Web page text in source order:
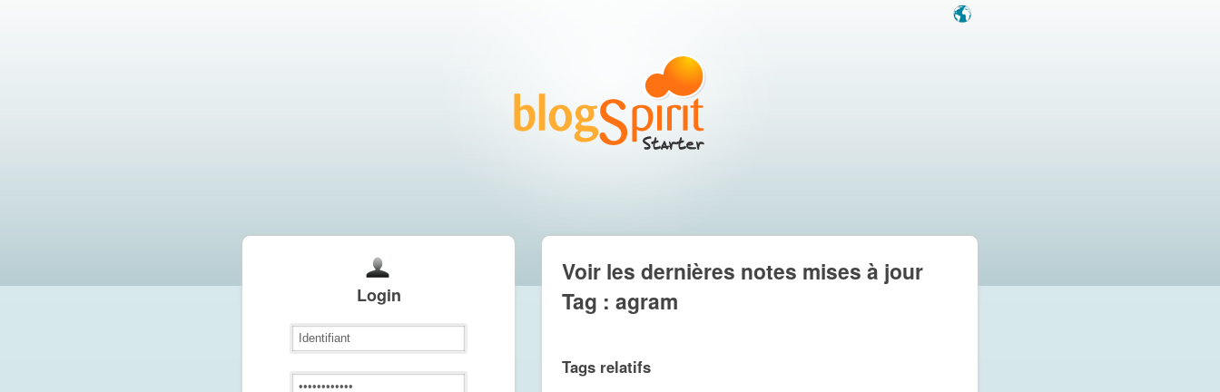
Login
Voir les dernières notes mises à jour
Tag : agram
Tags relatifs